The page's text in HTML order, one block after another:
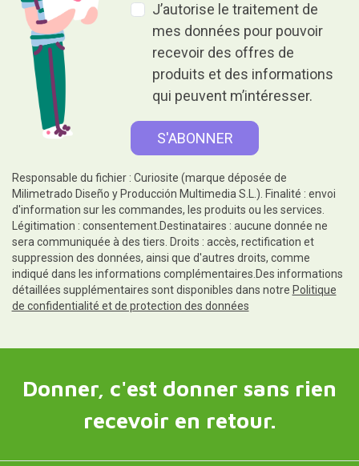
J’autorise le traitement de
mes données pour pouvoir
recevoir des offres de
produits et des informations
qui peuvent m’intéresser.
Responsable du fichier : Curiosite (marque déposée de
Milimetrado Diseño y Producción Multimedia S.L.). Finalité : envoi
d'information sur les commandes, les produits ou les services.
Légitimation : consentement.Destinataires : aucune donnée ne
sera communiquée à des tiers. Droits : accès, rectification et
suppression des données, ainsi que d'autres droits, comme
indiqué dans les informations complémentaires.Des informations
détaillées supplémentaires sont disponibles dans notre Politique
de confidentialité et de protection des données
Donner, c'est donner sans rien
recevoir en retour.